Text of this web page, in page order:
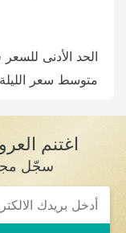
الحد الأدنى للسعر
متوسط سعر الليلة
اغتنم
سجّل